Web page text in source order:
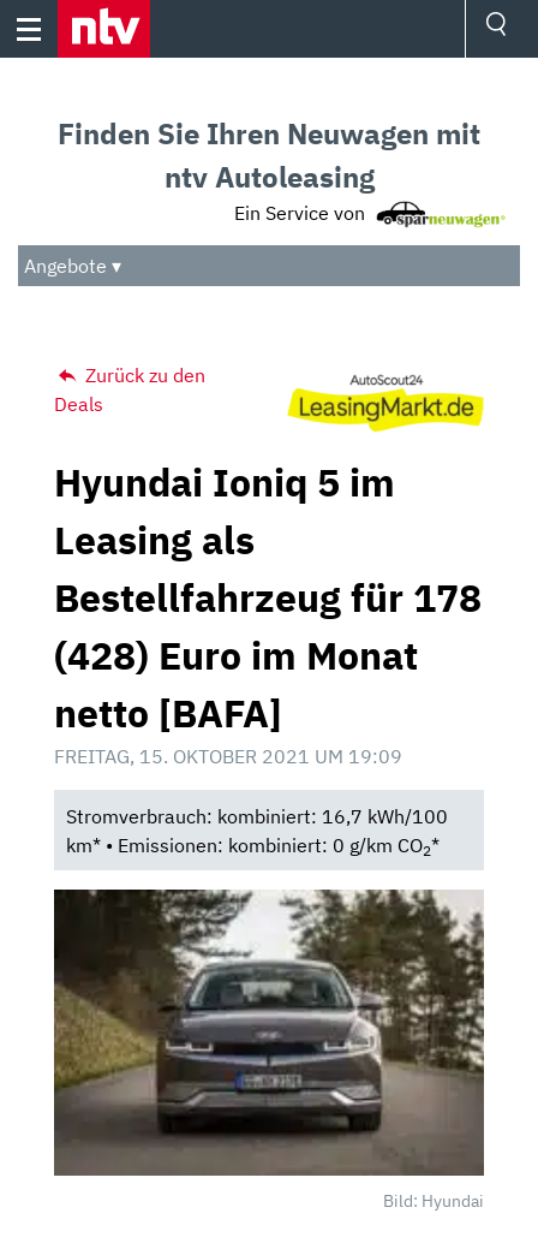
Skip
Audio
Das Beste
Finden Sie Ihren Neuwagen mit
ntv Autoleasing
Ein Service von
Angebote ▾
Zurück zu den
Deals
Hyundai Ioniq 5 im
Leasing als
Bestellfahrzeug für 178
(428) Euro im Monat
netto [BAFA]
FREITAG, 15. OKTOBER 2021 UM 19:09
Stromverbrauch: kombiniert: 16,7 kWh/100
km* • Emissionen: kombiniert: 0 g/km CO2*
Bild: Hyundai